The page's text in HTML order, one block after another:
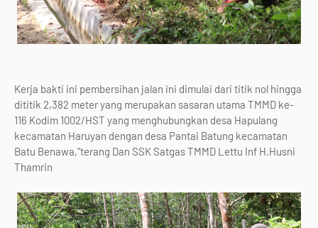
Kerja bakti ini pembersihan jalan ini dimulai dari titik nol hingga
dititik 2,382 meter yang merupakan sasaran utama TMMD ke-
116 Kodim 1002/HST yang menghubungkan desa Hapulang
kecamatan Haruyan dengan desa Pantai Batung kecamatan
Batu Benawa,"terang Dan SSK Satgas TMMD Lettu Inf H.Husni
Thamrin